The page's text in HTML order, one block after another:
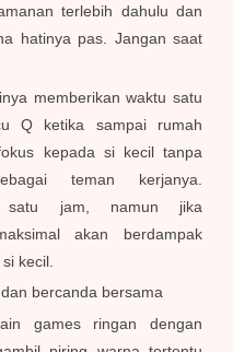
terlebih dahulu dan
hatinya pas. Jangan saat
memberikan waktu satu
Q ketika sampai rumah
kepada si kecil tanpa
teman kerjanya.
satu jam, namun jika
akan berdampak
kecil.
bercanda bersama
games ringan dengan